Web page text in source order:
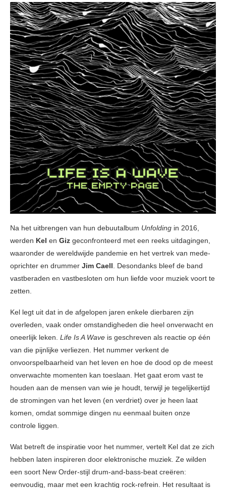
Na het uitbrengen van hun debuutalbum Unfolding in 2016,
werden Kel en Giz geconfronteerd met een reeks uitdagingen,
waaronder de wereldwijde pandemie en het vertrek van mede-
oprichter en drummer Jim Caell. Desondanks bleef de band
vastberaden en vastbesloten om hun liefde voor muziek voort te
zetten.
Kel legt uit dat in de afgelopen jaren enkele dierbaren zijn
overleden, vaak onder omstandigheden die heel onverwacht en
oneerlijk leken. Life Is A Wave is geschreven als reactie op één
van die pijnlijke verliezen. Het nummer verkent de
onvoorspelbaarheid van het leven en hoe de dood op de meest
onverwachte momenten kan toeslaan. Het gaat erom vast te
houden aan de mensen van wie je houdt, terwijl je tegelijkertijd
de stromingen van het leven (en verdriet) over je heen laat
komen, omdat sommige dingen nu eenmaal buiten onze
controle liggen.
Wat betreft de inspiratie voor het nummer, vertelt Kel dat ze zich
hebben laten inspireren door elektronische muziek. Ze wilden
een soort New Order-stijl drum-and-bass-beat creëren:
eenvoudig, maar met een krachtig rock-refrein. Het resultaat is